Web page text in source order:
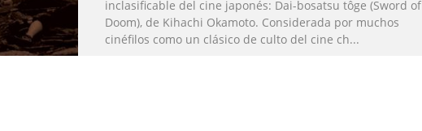
inclasificable del cine japonés: Dai-bosatsu tôge (Sword of
Doom), de Kihachi Okamoto. Considerada por muchos
cinéfilos como un clásico de culto del cine ch...